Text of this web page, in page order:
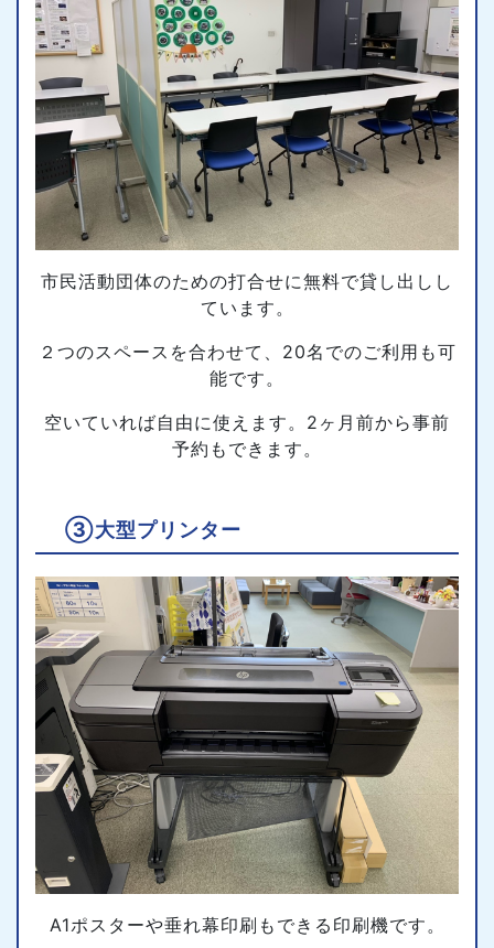
市民活動団体のための打合せに無料で貸し出しし
ています。
２つのスペースを合わせて、20名でのご利用も可
能です。
空いていれば自由に使えます。2ヶ月前から事前
予約もできます。
③大型プリンター
A1ポスターや垂れ幕印刷もできる印刷機です。